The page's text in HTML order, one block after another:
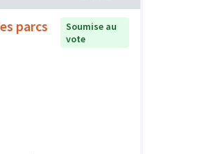
parcs
Soumise au
vote